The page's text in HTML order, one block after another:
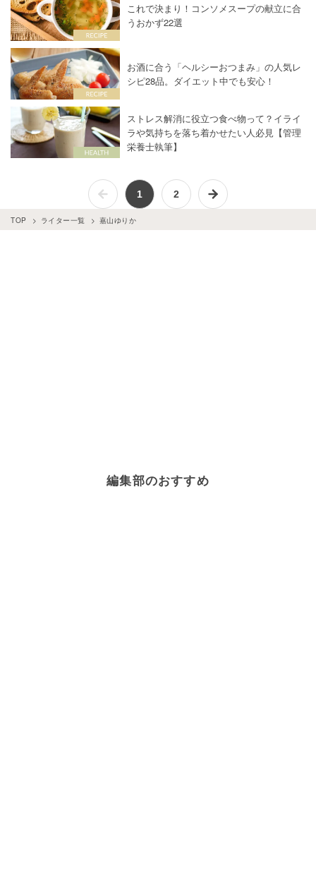
これで決まり！コンソメスープの献立に合
うおかず22選
お酒に合う「ヘルシーおつまみ」の人気レ
シピ28品。ダイエット中でも安心！
ストレス解消に役立つ食べ物って？イライ
ラや気持ちを落ち着かせたい人必見【管理
栄養士執筆】
1 2
TOP ライター一覧 嘉山ゆりか
編集部のおすすめ